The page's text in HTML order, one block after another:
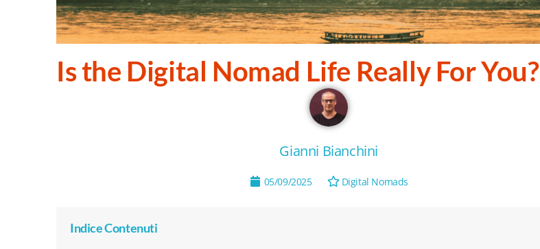
Is the Digital Nomad Life Really For You?
Gianni Bianchini
05/09/2025 Digital Nomads
Indice Contenuti